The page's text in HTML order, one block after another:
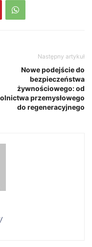
Następny artykuł
Nowe podejście do
bezpieczeństwa
żywnościowego: od
przemysłowego
do regeneracyjnego